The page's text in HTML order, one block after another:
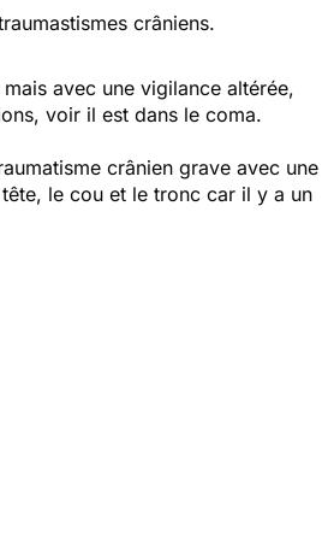
crâniens.
avec une vigilance altérée,
voir il est dans le coma.
crânien grave avec une
le cou et le tronc car il y a un